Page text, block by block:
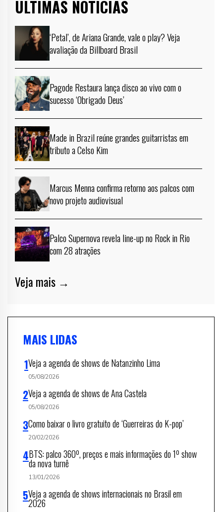
ÚLTIMAS NOTÍCIAS
‘Petal’, de Ariana Grande, vale o play? Veja
avaliação da Billboard Brasil
Pagode Restaura lança disco ao vivo com o
sucesso ‘Obrigado Deus’
Made in Brazil reúne grandes guitarristas em
tributo a Celso Kim
Marcus Menna confirma retorno aos palcos com
novo projeto audiovisual
Palco Supernova revela line-up no Rock in Rio
com 28 atrações
Veja mais →
MAIS LIDAS
Veja a agenda de shows de Natanzinho Lima
05/08/2026
Veja a agenda de shows de Ana Castela
05/08/2026
Como baixar o livro gratuito de ‘Guerreiras do K-pop’
20/02/2026
BTS: palco 360º, preços e mais informações do 1º show
da nova turnê
13/01/2026
Veja a agenda de shows internacionais no Brasil em
2026